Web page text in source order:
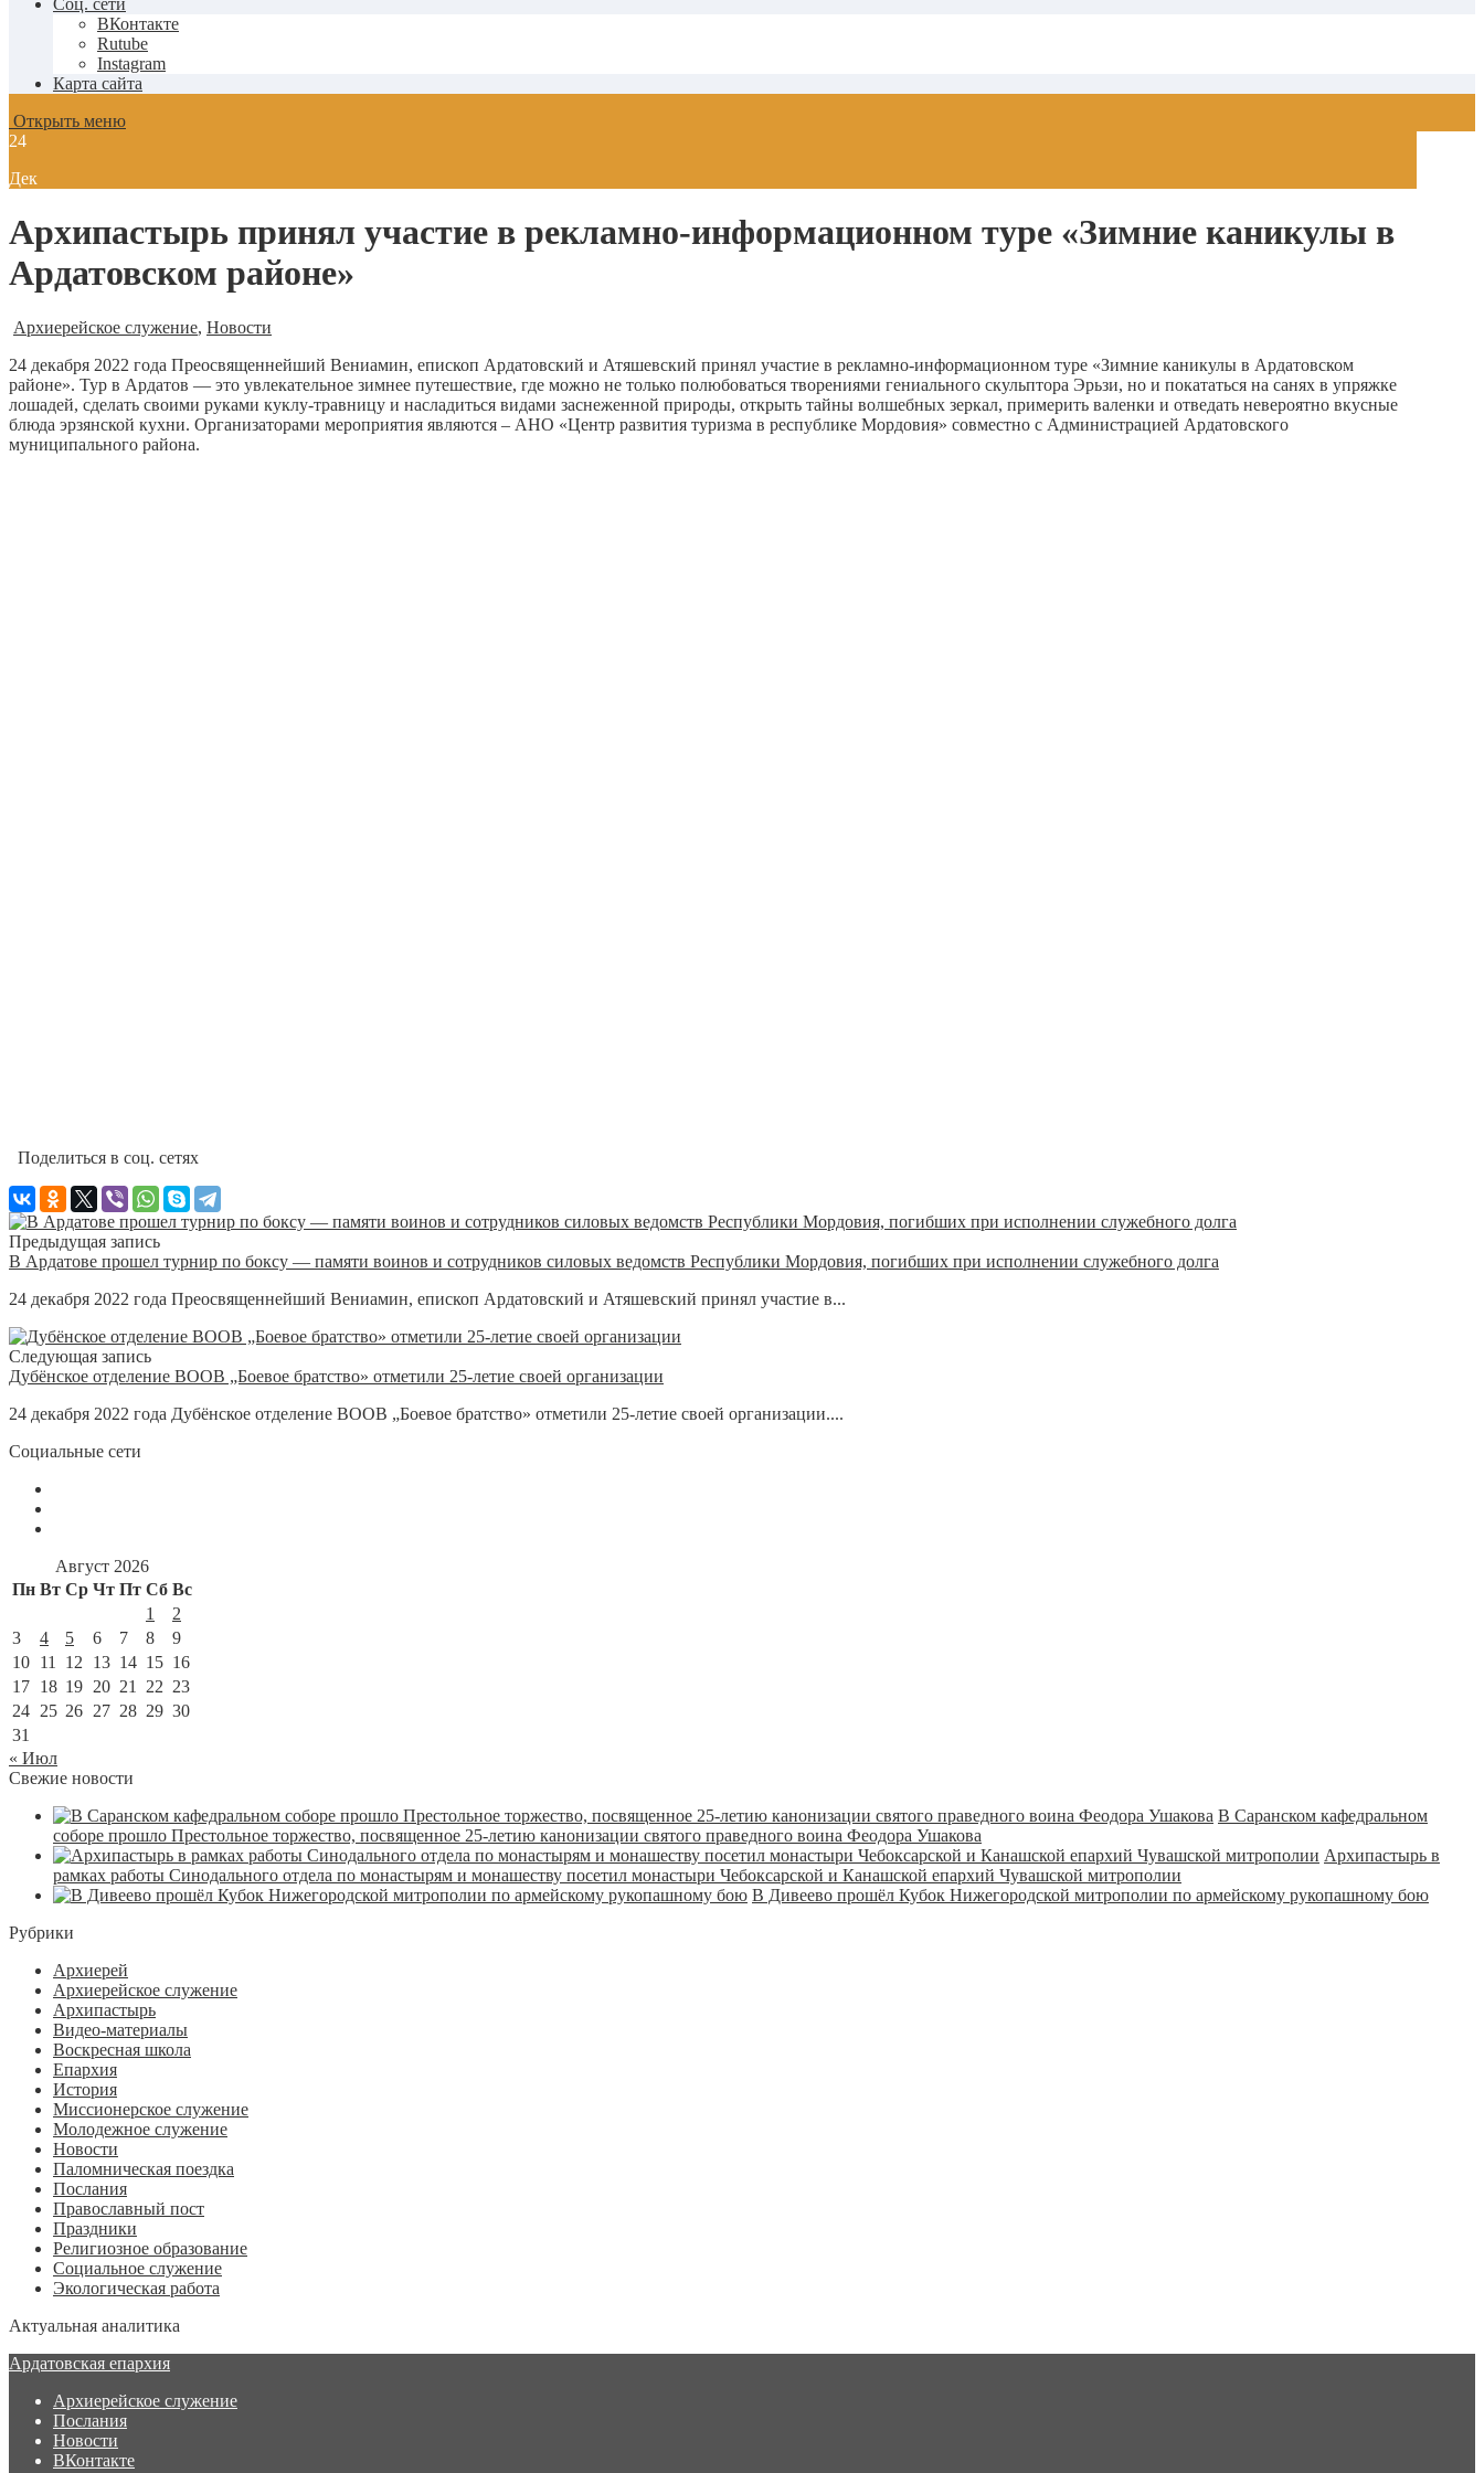
Соц. сети
ВКонтакте
Rutube
Instagram
Карта сайта
Открыть меню
24
Дек
Архипастырь принял участие в рекламно-информационном туре «Зимние каникулы в
Ардатовском районе»
Архиерейское служение, Новости
24 декабря 2022 года Преосвященнейший Вениамин, епископ Ардатовский и Атяшевский принял участие в рекламно-информационном туре «Зимние каникулы в Ардатовском
районе». Тур в Ардатов — это увлекательное зимнее путешествие, где можно не только полюбоваться творениями гениального скульптора Эрьзи, но и покататься на санях в упряжке
лошадей, сделать своими руками куклу-травницу и насладиться видами заснеженной природы, открыть тайны волшебных зеркал, примерить валенки и отведать невероятно вкусные
блюда эрзянской кухни. Организаторами мероприятия являются – АНО «Центр развития туризма в республике Мордовия» совместно с Администрацией Ардатовского
муниципального района.
Поделиться в соц. сетях
Предыдущая запись
В Ардатове прошел турнир по боксу — памяти воинов и сотрудников силовых ведомств Республики Мордовия, погибших при исполнении служебного долга
24 декабря 2022 года Преосвященнейший Вениамин, епископ Ардатовский и Атяшевский принял участие в...
Следующая запись
Дубёнское отделение ВООВ „Боевое братство» отметили 25-летие своей организации
24 декабря 2022 года Дубёнское отделение ВООВ „Боевое братство» отметили 25-летие своей организации....
Социальные сети
Август 2026
Пн Вт Ср Чт Пт Сб Вс
1
2
3
4 5 6 7 8
9
10 11 12 13 14 15 16
17 18 19 20 21 22 23
24 25 26 27 28 29 30
31
« Июл
Свежие новости
В Саранском кафедральном
соборе прошло Престольное торжество, посвященное 25-летию канонизации святого праведного воина Феодора Ушакова
Архипастырь в
рамках работы Синодального отдела по монастырям и монашеству посетил монастыри Чебоксарской и Канашской епархий Чувашской митрополии
В Дивеево прошёл Кубок Нижегородской митрополии по армейскому рукопашному бою
Рубрики
Архиерей
Архиерейское служение
Архипастырь
Видео-материалы
Воскресная школа
Епархия
История
Миссионерское служение
Молодежное служение
Новости
Паломническая поездка
Послания
Православный пост
Праздники
Религиозное образование
Социальное служение
Экологическая работа
Актуальная аналитика
Ардатовская епархия
Архиерейское служение
Послания
Новости
ВКонтакте